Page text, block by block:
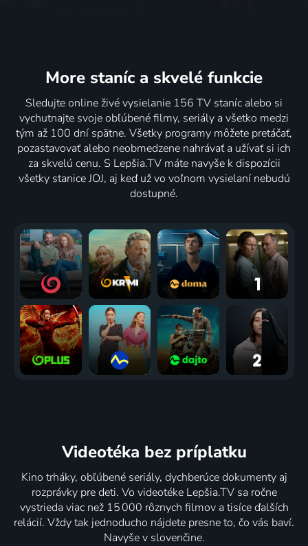
More staníc a skvelé funkcie
Sledujte online živé vysielanie 156 TV staníc alebo si
vychutnajte svoje obľúbené filmy, seriály a všetko medzi
tým až 100 dní spätne. Všetky programy môžete pretáčať,
pozastavovať alebo neobmedzene nahrávať a užívať si ich
za skvelú cenu. S Lepšia.TV máte navyše k dispozícii
všetky stanice JOJ, aj keď už vo voľnom vysielaní nebudú
dostupné.
Videotéka bez príplatku
Kino trháky, obľúbené seriály, dychberúce dokumenty aj
rozprávky pre deti. Vo videotéke Lepšia.TV sa ročne
vystrieda viac než 15 000 rôznych filmov a tisíce ďalších
relácií. Vždy tak jednoducho nájdete presne to, čo vás baví.
Navyše v slovenčine.